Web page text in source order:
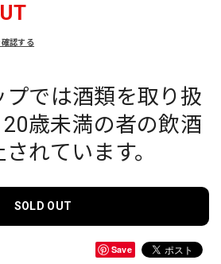
認する
プでは酒類を取り扱
歳未満の者の飲酒
れています。
SOLD OUT
Save